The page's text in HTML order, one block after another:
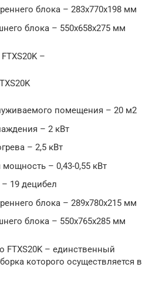
блока – 283х770х198 мм
блока – 550х658х275 мм
–
помещения – 20 м2
– 2 кВт
– 2,5 кВт
– 0,43-0,55 кВт
19 децибел
блока – 289х780х215 мм
блока – 550х765х285 мм
FTXS20K – единственный
которого осуществляется в